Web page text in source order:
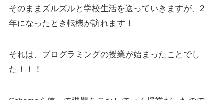
そのままズルズルと学校生活を送っていきますが、2
年になったとき転機が訪れます！
それは、プログラミングの授業が始まったことでし
た！！！